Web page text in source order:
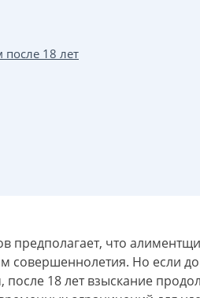
после 18 лет
предполагает, что
совершеннолетия. Но если до
18 лет взыскание